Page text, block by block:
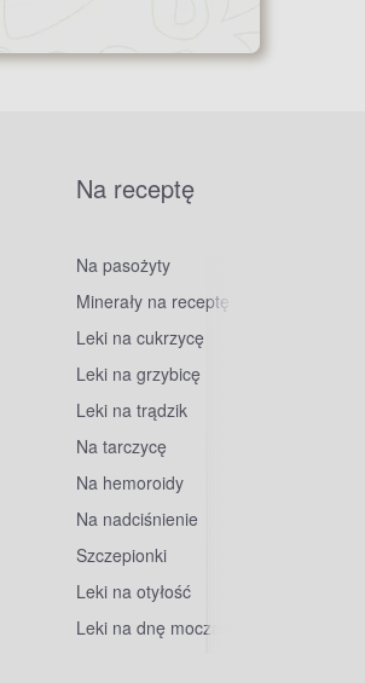
Na receptę
Na pasożyty
Minerały na receptę
Leki na cukrzycę
Leki na grzybicę
Leki na trądzik
Na tarczycę
Na hemoroidy
Na nadciśnienie
Szczepionki
Leki na otyłość
Leki na dnę moczanową